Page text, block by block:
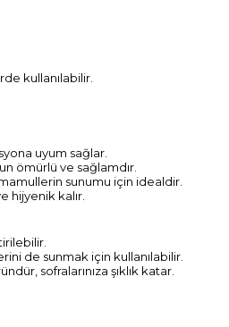
kullanılabilir.
uyum sağlar.
ömürlü ve sağlamdır.
sunumu için idealdir.
hijyenik kalır.
de sunmak için kullanılabilir.
sofralarınıza şıklık katar.